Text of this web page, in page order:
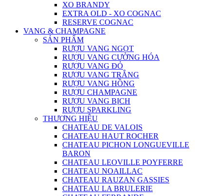
XO BRANDY
EXTRA OLD - XO COGNAC
RESERVE COGNAC
VANG & CHAMPAGNE
SẢN PHẨM
RƯỢU VANG NGỌT
RƯỢU VANG CƯỜNG HÓA
RƯỢU VANG ĐỎ
RƯỢU VANG TRẮNG
RƯỢU VANG HỒNG
RƯỢU CHAMPAGNE
RƯỢU VANG BỊCH
RƯỢU SPARKLING
THƯƠNG HIỆU
CHATEAU DE VALOIS
CHATEAU HAUT ROCHER
CHATEAU PICHON LONGUEVILLE
BARON
CHATEAU LEOVILLE POYFERRE
CHATEAU NOAILLAC
CHATEAU RAUZAN GASSIES
CHATEAU LA BRULERIE